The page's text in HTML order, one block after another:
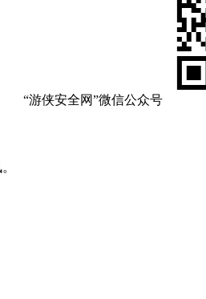
“游侠安全网”微信公众号